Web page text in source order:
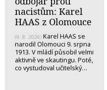
nacistům: Karel
HAAS z Olomouce
(9. 8. 2026) Karel HAAS se
narodil Olomouci 9. srpna
1913. V mládí působil velmi
aktivně ve skautingu. Poté,
co vystudoval učitelský…